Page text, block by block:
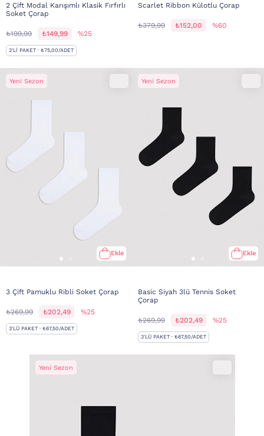
2 Çift Modal Karışımlı Klasik Fırfırlı
Soket Çorap
₺199,99 ₺149,99 %25
2'LI PAKET · ₺75,00/ADET
Scarlet Ribbon Külotlu Çorap
₺379,99 ₺152,00 %60
Yeni Sezon
Ekle
3 Çift Pamuklu Ribli Soket Çorap
₺269,99 ₺202,49 %25
3'LÜ PAKET · ₺67,50/ADET
Yeni Sezon
Ekle
Basic Siyah 3lü Tennis Soket
Çorap
₺269,99 ₺202,49 %25
3'LÜ PAKET · ₺67,50/ADET
Yeni Sezon